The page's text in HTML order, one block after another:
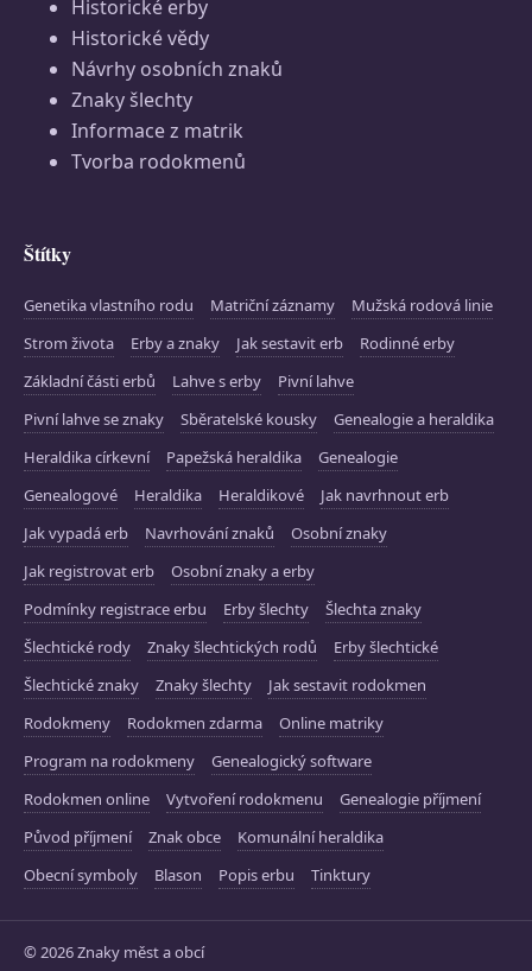
Historické erby
Historické vědy
Návrhy osobních znaků
Znaky šlechty
Informace z matrik
Tvorba rodokmenů
Štítky
Genetika vlastního rodu Matriční záznamy
Mužská rodová linie
Strom života
Erby a znaky Jak sestavit erb
Rodinné erby
Základní části erbů
Lahve s erby
Pivní lahve
Pivní lahve se znaky
Sběratelské kousky
Genealogie a heraldika
Heraldika církevní
Papežská heraldika
Genealogie
Genealogové
Heraldika Heraldikové
Jak navrhnout erb
Jak vypadá erb
Navrhování znaků
Osobní znaky
Jak registrovat erb
Osobní znaky a erby
Podmínky registrace erbu
Erby šlechty
Šlechta znaky
Šlechtické rody
Znaky šlechtických rodů
Erby šlechtické
Šlechtické znaky
Znaky šlechty
Jak sestavit rodokmen
Rodokmeny
Rodokmen zdarma
Online matriky
Program na rodokmeny
Genealogický software
Rodokmen online
Vytvoření rodokmenu
Genealogie příjmení
Původ příjmení
Znak obce
Komunální heraldika
Obecní symboly
Blason Popis erbu Tinktury
© 2026 Znaky měst a obcí